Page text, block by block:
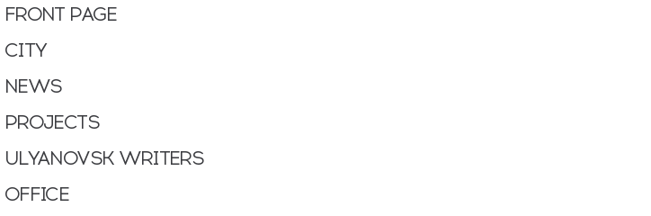
FRONT PAGE
CITY
NEWS
PROJECTS
ULYANOVSK WRITERS
OFFICE